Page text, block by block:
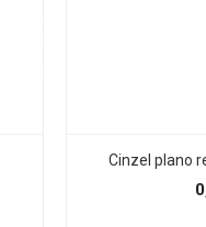
Cinzel plano